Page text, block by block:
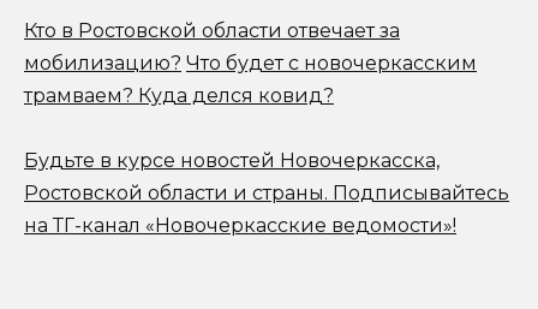
Кто в Ростовской области отвечает за
мобилизацию? Что будет с новочеркасским
трамваем? Куда делся ковид?
Будьте в курсе новостей Новочеркасска,
Ростовской области и страны. Подписывайтесь
на ТГ-канал «Новочеркасские ведомости»!